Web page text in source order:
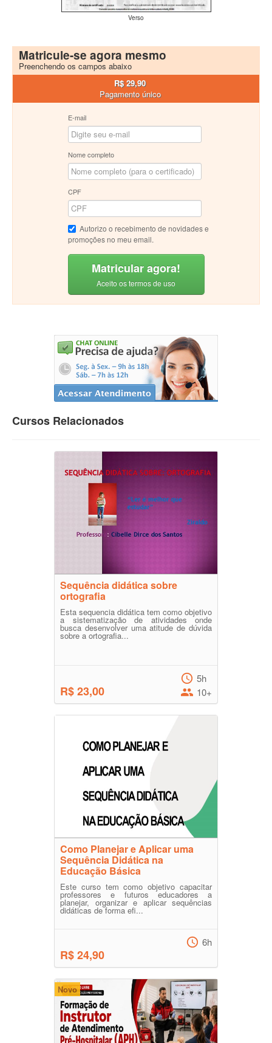
Verso
Matricule-se agora mesmo
Preenchendo os campos abaixo
R$ 29,90
Pagamento único
E-mail
Nome completo
CPF
Autorizo o recebimento de novidades e
promoções no meu email.
Matricular agora!
Aceito os termos de uso
Cursos Relacionados
Sequência didática sobre
ortografia
Esta sequencia didática tem como objetivo
a sistematização de atividades onde
busca desenvolver uma atitude de dúvida
sobre a ortografia...
R$ 23,00
5h
10+
Como Planejar e Aplicar uma
Sequência Didática na
Educação Básica
Este curso tem como objetivo capacitar
professores e futuros educadores a
planejar, organizar e aplicar sequências
didáticas de forma efi...
R$ 24,90
6h
Novo